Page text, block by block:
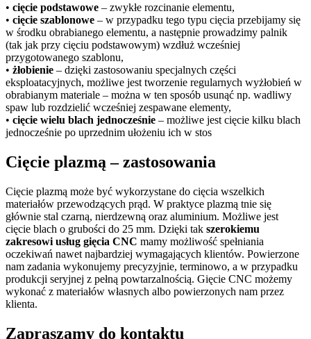
• cięcie podstawowe – zwykłe rozcinanie elementu,
• cięcie szablonowe – w przypadku tego typu cięcia przebijamy się
w środku obrabianego elementu, a następnie prowadzimy palnik
(tak jak przy cięciu podstawowym) wzdłuż wcześniej
przygotowanego szablonu,
• żłobienie – dzięki zastosowaniu specjalnych części
eksploatacyjnych, możliwe jest tworzenie regularnych wyżłobień w
obrabianym materiale – można w ten sposób usunąć np. wadliwy
spaw lub rozdzielić wcześniej zespawane elementy,
• cięcie wielu blach jednocześnie – możliwe jest cięcie kilku blach
jednocześnie po uprzednim ułożeniu ich w stos
Cięcie plazmą – zastosowania
Cięcie plazmą może być wykorzystane do cięcia wszelkich
materiałów przewodzących prąd. W praktyce plazmą tnie się
głównie stal czarną, nierdzewną oraz aluminium. Możliwe jest
cięcie blach o grubości do 25 mm. Dzięki tak szerokiemu
zakresowi usług gięcia CNC mamy możliwość spełniania
oczekiwań nawet najbardziej wymagających klientów. Powierzone
nam zadania wykonujemy precyzyjnie, terminowo, a w przypadku
produkcji seryjnej z pełną powtarzalnością. Gięcie CNC możemy
wykonać z materiałów własnych albo powierzonych nam przez
klienta.
Zapraszamy do kontaktu